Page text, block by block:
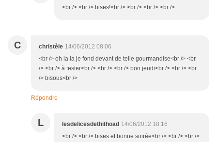
<br /> <br /> bises!<br /> <br /> <br /> <br />
C christèle 14/06/2012 08:06
<br /> oh la la je fond devant de telle gourmandise<br /> <br
/> <br /> à tester<br /> <br /> <br /> bon jeudi<br /> <br /> <br
/> bisous<br />
Répondre
L lesdelicesdethithoad 14/06/2012 18:16
<br /> <br /> bises et bonne soirée<br /> <br /> <br />